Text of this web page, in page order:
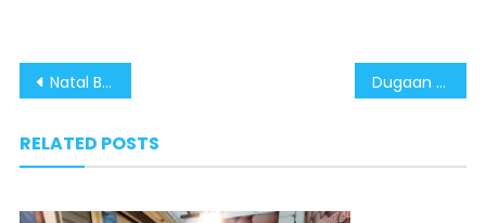
Post
Natal Berjalan Aman dan Damai, Masyarakat Rayakan dengan Sukacita Dugaan Perselingkuhan, Seorang Pria Di Situjuah Tewas Ditusuk
RELATED POSTS